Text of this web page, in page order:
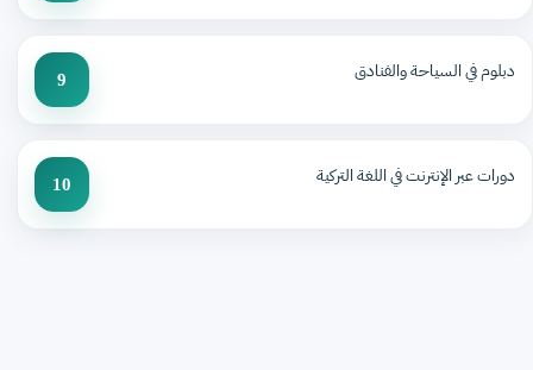
دبلوم في السياحة والفنادق 9
دورات عبر الإنترنت في اللغة التركية 10